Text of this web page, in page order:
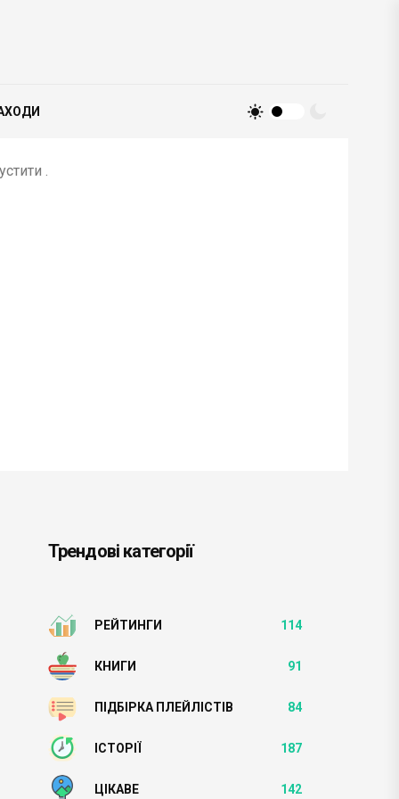
.
Трендові категорії
РЕЙТИНГИ 114
КНИГИ 91
ПІДБІРКА ПЛЕЙЛІСТІВ 84
ІСТОРІЇ 187
ЦІКАВЕ 142